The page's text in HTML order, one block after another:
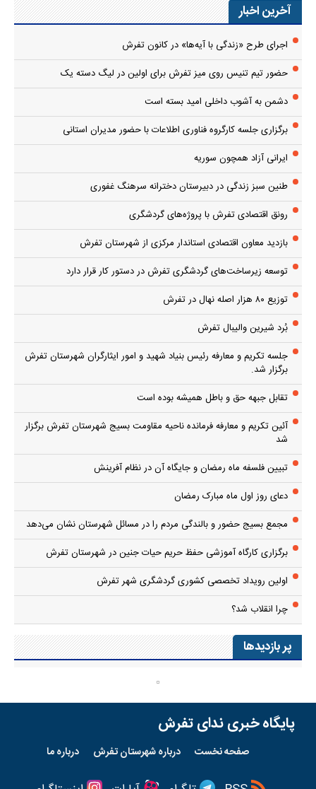
آخرین اخبار
اجرای طرح «زندگی با آیه‌ها» در کانون تفرش
حضور تیم تنیس روی میز تفرش برای اولین در لیگ دسته یک
دشمن به آشوب داخلی امید بسته است
برگزاری جلسه کارگروه فناوری اطلاعات با حضور مدیران استانی
ایرانی آزاد همچون سوریه
طنین سبز زندگی در دبیرستان دخترانه سرهنگ غفوری
رونق اقتصادی تفرش با پروژه‌های گردشگری
بازدید معاون اقتصادی استاندار مرکزی از شهرستان تفرش
توسعه زیرساخت‌های گردشگری تفرش در دستور کار قرار دارد
توزیع ۸۰ هزار اصله نهال در تفرش
بُرد شیرین والیبال تفرش
جلسه تکریم و معارفه رئیس بنیاد شهید و امور ایثارگران شهرستان تفرش
برگزار شد.
تقابل جبهه حق و باطل همیشه بوده است
آئین تکریم و معارفه فرمانده ناحیه مقاومت بسیج شهرستان تفرش برگزار
شد
تبیین فلسفه ماه رمضان و جایگاه آن در نظام آفرینش
دعای روز اول ماه مبارک رمضان
مجمع بسیج حضور و بالندگی مردم را در مسائل شهرستان نشان می‌دهد
برگزاری کارگاه آموزشی حفظ حریم حیات جنین در شهرستان تفرش
اولین رویداد تخصصی کشوری گردشگری شهر تفرش
چرا انقلاب شد؟
پر بازدیدها
پایگاه خبری ندای تفرش
صفحه نخست درباره شهرستان تفرش درباره ما